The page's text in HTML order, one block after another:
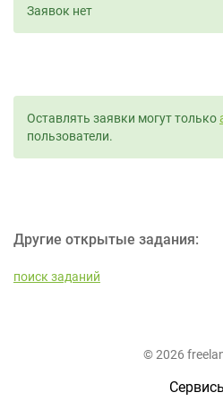
Заявок нет
Оставлять заявки могут только
пользователи.
Другие открытые задания:
поиск заданий
© 2026